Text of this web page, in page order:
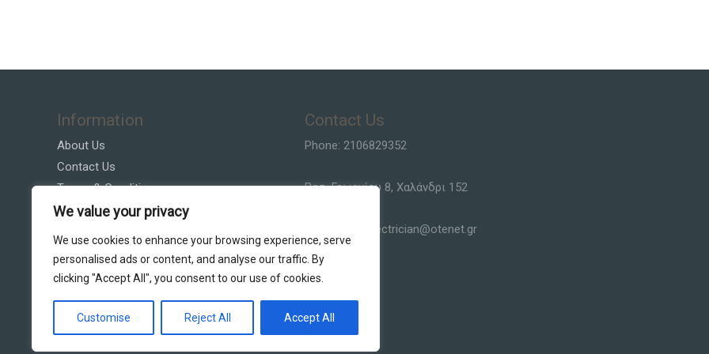
We value your privacy
We use cookies to enhance your browsing experience, serve
personalised ads or content, and analyse our traffic. By
clicking "Accept All", you consent to our use of cookies.
Customise Reject All Accept All
Information
About Us
Contact Us
Terms & Conditions
Privacy Policy
Contact Us
Phone: 2106829352
Βασ. Γεωργίου 8, Χαλάνδρι 152
Email:Vlasiselectrician@otenet.gr
Copyright © 2026 DS Lighting